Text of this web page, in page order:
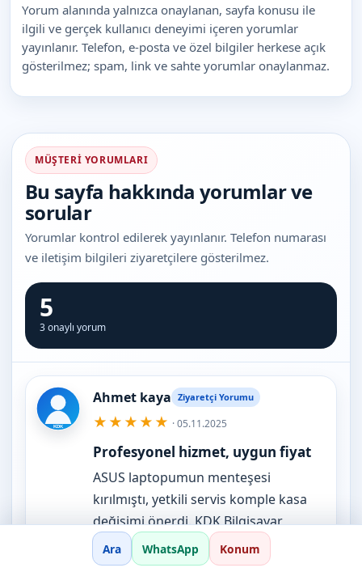
Yorum alanında yalnızca onaylanan, sayfa konusu ile
ilgili ve gerçek kullanıcı deneyimi içeren yorumlar
yayınlanır. Telefon, e-posta ve özel bilgiler herkese açık
gösterilmez; spam, link ve sahte yorumlar onaylanmaz.
MÜŞTERI YORUMLARI
Bu sayfa hakkında yorumlar ve
sorular
Yorumlar kontrol edilerek yayınlanır. Telefon numarası
ve iletişim bilgileri ziyaretçilere gösterilmez.
5
3 onaylı yorum
Ahmet kaya Ziyaretçi Yorumu
★★★★★ · 05.11.2025
Profesyonel hizmet, uygun fiyat
ASUS laptopumun menteşesi
kırılmıştı, yetkili servis komple kasa
değişimi önerdi. KDK Bilgisayar
menteşeyi onararak uygun fiyata
çözüm buldu. Üstelik aynı gün teslim
Ara WhatsApp Konum